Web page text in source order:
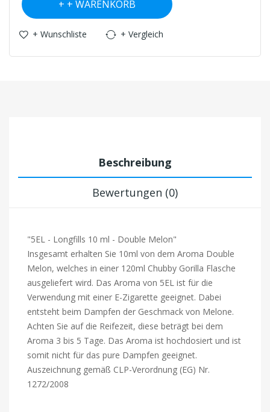
+ WARENKORB
+ Wunschliste + Vergleich
Beschreibung
Bewertungen (0)
"5EL - Longfills 10 ml - Double Melon"
Insgesamt erhalten Sie 10ml von dem Aroma Double
Melon, welches in einer 120ml Chubby Gorilla Flasche
ausgeliefert wird. Das Aroma von 5EL ist für die
Verwendung mit einer E-Zigarette geeignet. Dabei
entsteht beim Dampfen der Geschmack von Melone.
Achten Sie auf die Reifezeit, diese beträgt bei dem
Aroma 3 bis 5 Tage. Das Aroma ist hochdosiert und ist
somit nicht für das pure Dampfen geeignet.
Auszeichnung gemäß CLP-Verordnung (EG) Nr.
1272/2008